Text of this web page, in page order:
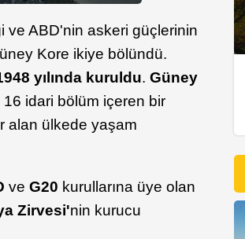
ve ABD'nin askeri güçlerinin
Kore ikiye bölündü.
yılında kuruldu.Güney
16 idari bölüm içeren bir
alan ülkede yaşam
veG20 kurullarına üye olan
Zirvesi'nin kurucu